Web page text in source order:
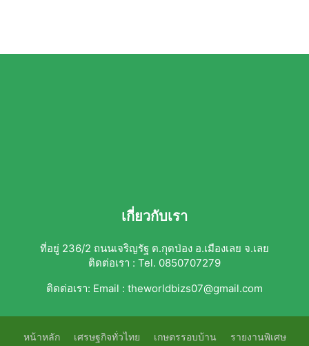
เกี่ยวกับเรา
ที่อยู่ 236/2 ถนนเจริญรัฐ ต.กุดป่อง อ.เมืองเลย จ.เลย
ติดต่อเรา : Tel. 0850707279
ติดต่อเรา: Email : theworldbizs07@gmail.com
หน้าหลัก เศรษฐกิจทั่วไทย เกษตรรอบบ้าน รายงานพิเศษ